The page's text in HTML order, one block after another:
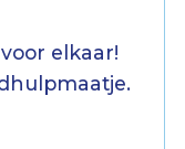
elkaar!